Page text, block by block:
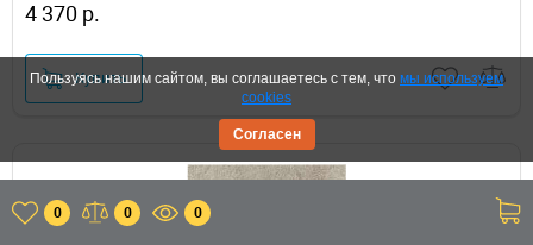
4 370 р.
Купить
0 0 0
Пользуясь нашим сайтом, вы соглашаетесь с тем, что мы используем
cookies
Согласен